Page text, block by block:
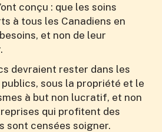
conçu : que les soins
à tous les Canadiens en
et non de leur
devraient rester dans les
sous la propriété et le
à but non lucratif, et non
qui profitent des
sont censées soigner.